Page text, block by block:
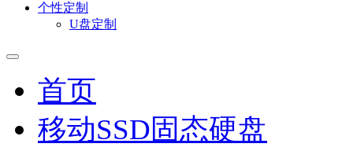
个性定制
U盘定制
首页
移动SSD固态硬盘